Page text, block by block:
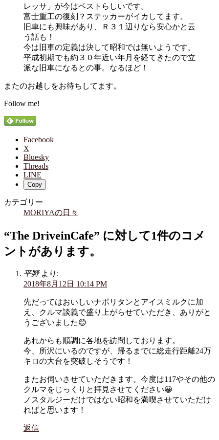
レッサ」が今はベストらしいです。
富士重工の復刻？ステッカーがイカしてます。
旧車にも興味があり、Ｒ３１辺りなら安心かと云
う話も！
今は旧車の定義は決して昭和では無いようです。
平成初期でも約３０年近い年月を経てきたので立
派な旧車になるとの事。なるほど！
またのお越しをお待ちしてます。
Follow me!
Facebook
X
Bluesky
Threads
LINE
Copy
カテゴリー
MORIYAの日々
“The DriveinCafe” に対して1件のコメ
ントがあります。
平野 より:
2018年8月12日 10:14 PM
先だってはおいしいナポリタンとアイスミルクに加
え、クルマ談義で盛り上がらせていただき、ありがと
うございました😊
あれからも順調に各地を訪問しております。
今、所沢にいるのですが、帰るまでに総走行距離24万
キロの大台を突破しそうです！
またお伺いさせていただきます。今度は117やその他の
クルマをじっくりと拝見させてください😀
ノスタルジーだけではない昭和を満喫させていただけ
ればと思います！
返信